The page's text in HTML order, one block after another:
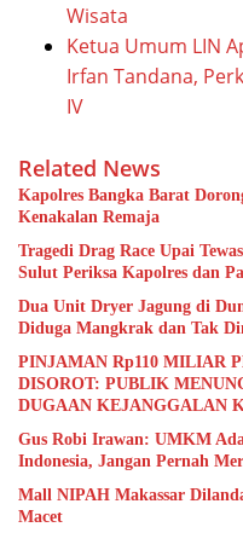
Wisata
Ketua Umum LIN
Irfan Tandana,
IV
Related News
Kapolres Bangka Barat
Kenakalan Remaja
Tragedi Drag Race Upai
Sulut Periksa Kapolres dan
Dua Unit Dryer Jagung di
Diduga Mangkrak dan Tak
PINJAMAN Rp110 MILIAR
DISOROT: PUBLIK
DUGAAN KEJANGGALAN
Gus Robi Irawan: UMKM
Indonesia, Jangan Pernah
Mall NIPAH Makassar
Macet